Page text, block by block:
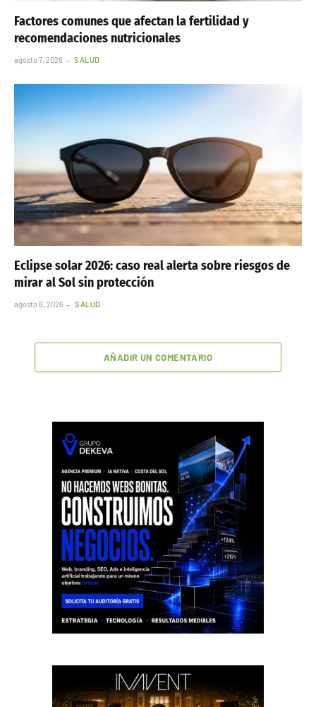
Factores comunes que afectan la fertilidad y
recomendaciones nutricionales
agosto 7, 2026 SALUD
Eclipse solar 2026: caso real alerta sobre riesgos de
mirar al Sol sin protección
agosto 6, 2026 SALUD
AÑADIR UN COMENTARIO